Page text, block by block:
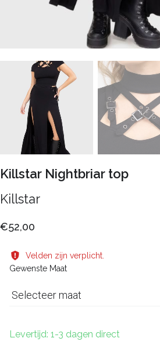
Killstar Nightbriar top
Killstar
€52,00
Velden zijn verplicht.
Gewenste Maat
Selecteer maat
Levertijd: 1-3 dagen direct